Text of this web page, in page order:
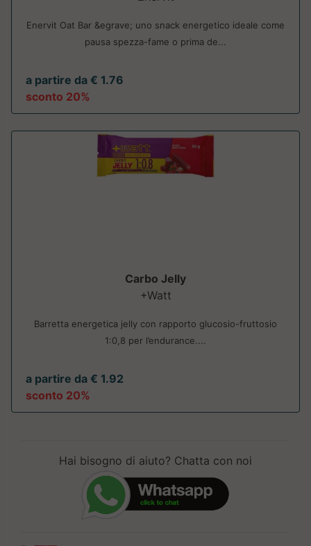
Enervit Oat Bar &egrave; uno snack energetico ideale come
pausa spezza-fame o prima de...
a partire da € 1.76
sconto 20%
Carbo Jelly
+Watt
Barretta energetica jelly con rapporto glucosio-fruttosio
1:0,8 per l’endurance....
a partire da € 1.92
sconto 20%
Hai bisogno di aiuto? Chatta con noi